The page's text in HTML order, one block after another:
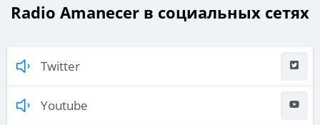
Radio Amanecer в социальных сетях
Twitter
Youtube